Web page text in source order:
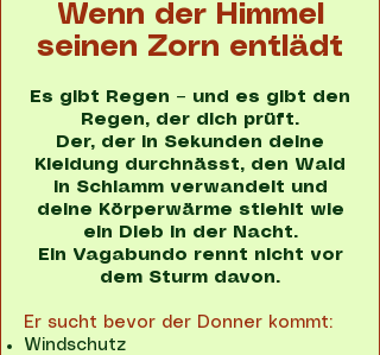
Wenn der Himmel
seinen Zorn entlädt
Es gibt Regen – und es gibt den
Regen, der dich prüft.
Der, der in Sekunden deine
Kleidung durchnässt, den Wald
in Schlamm verwandelt und
deine Körperwärme stiehlt wie
ein Dieb in der Nacht.
Ein Vagabundo rennt nicht vor
dem Sturm davon.
Er sucht bevor der Donner kommt:
Windschutz